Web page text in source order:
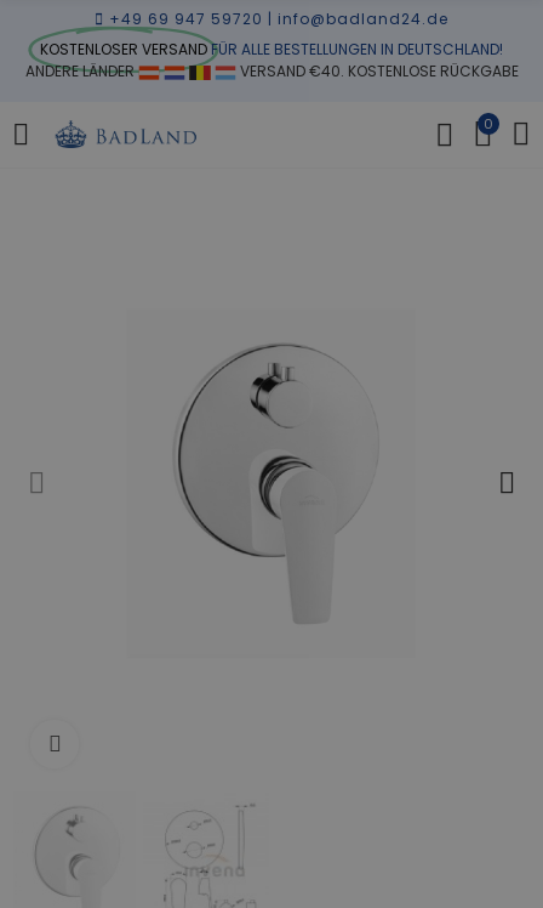
+49 69 947 59720 | info@badland24.de
KOSTENLOSER VERSANDFÜR ALLE BESTELLUNGEN IN DEUTSCHLAND!
ANDERE LÄNDER
VERSAND €40. KOSTENLOSE RÜCKGABE
0